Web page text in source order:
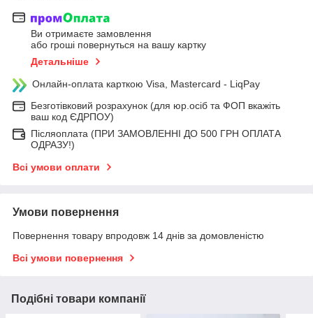
Ви отримаєте замовлення
або гроші повернуться на вашу картку
Детальніше
Онлайн-оплата карткою Visa, Mastercard - LiqPay
Безготівковий розрахунок (для юр.осіб та ФОП вкажіть
ваш код ЄДРПОУ)
Післяоплата (ПРИ ЗАМОВЛЕННІ ДО 500 ГРН ОПЛАТА
ОДРАЗУ!)
Всі умови оплати
Умови повернення
Повернення товару впродовж 14 днів за домовленістю
Всі умови повернення
Подібні товари компанії